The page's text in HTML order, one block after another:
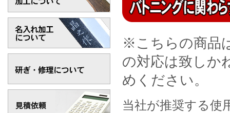
※こちらの商品
の対応は致しか
めください。
当社が推奨する使